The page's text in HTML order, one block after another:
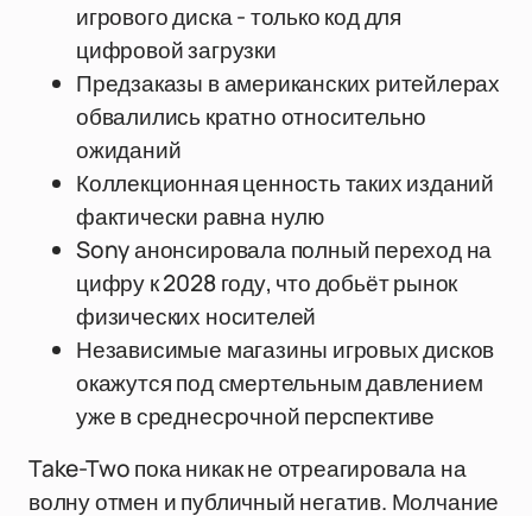
игрового диска - только код для
цифровой загрузки
Предзаказы в американских ритейлерах
обвалились кратно относительно
ожиданий
Коллекционная ценность таких изданий
фактически равна нулю
Sony анонсировала полный переход на
цифру к 2028 году, что добьёт рынок
физических носителей
Независимые магазины игровых дисков
окажутся под смертельным давлением
уже в среднесрочной перспективе
Take-Two пока никак не отреагировала на
волну отмен и публичный негатив. Молчание